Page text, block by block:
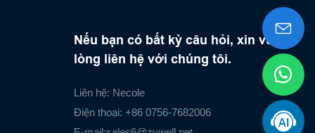
vận chuyển nhiệt máy in mã vạch thông minh
với hiệu suất tuyệt vời và chất lượng đáng tin
Nếu bạn có bất kỳ câu hỏi, xin vui
lòng liên hệ với chúng tôi.
Liên hệ: Necole
Điện thoại: +86 0756-7682006